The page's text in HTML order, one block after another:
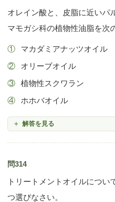
オレイン酸と、皮脂に近いパ
マモガシ科の植物性油脂を次
マカダミアナッツオイル
オリーブオイル
植物性スクワラン
ホホバオイル
解答を見る
問314
トリートメントオイルについ
つ選びなさい。